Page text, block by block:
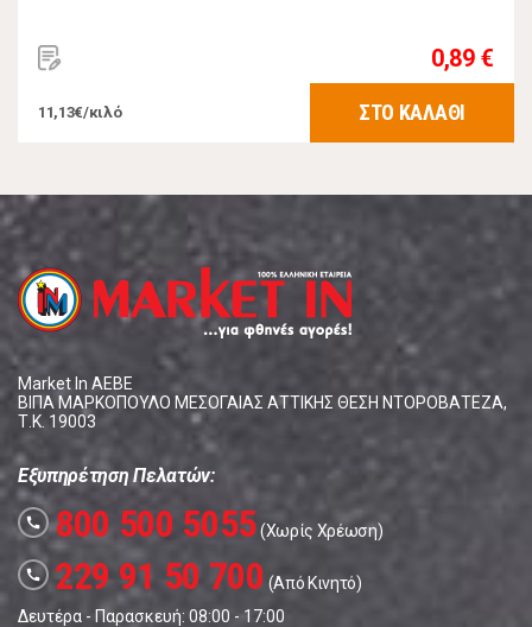
0,89 €
11,13€/κιλό ΣΤΟ ΚΑΛΑΘΙ
Market In ΑΕΒΕ
ΒΙΠΑ ΜΑΡΚΟΠΟΥΛΟ ΜΕΣΟΓΑΙΑΣ ΑΤΤΙΚΗΣ ΘΕΣΗ ΝΤΟΡΟΒΑΤΕΖΑ,
Τ.Κ. 19003
Εξυπηρέτηση Πελατών:
call 800 500 5055(Χωρίς Χρέωση)
call 229 91 50 700 (Από Κινητό)
Δευτέρα - Παρασκευή: 08:00 - 17:00